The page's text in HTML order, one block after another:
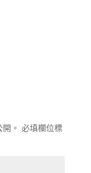
。 必填欄位標